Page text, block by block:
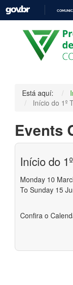
Está aquí:
Início do 1º
Events
Início do
Monday 10
To Sunday 15
Confira o